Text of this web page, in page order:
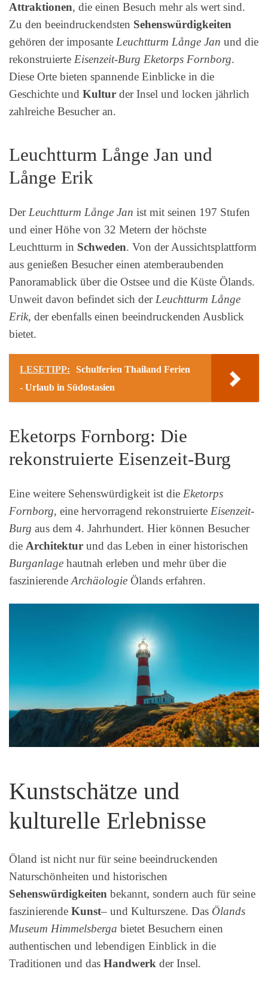
Attraktionen, die einen Besuch mehr als wert sind.
Zu den beeindruckendsten Sehenswürdigkeiten
gehören der imposante Leuchtturm Långe Jan und die
rekonstruierte Eisenzeit-Burg Eketorps Fornborg.
Diese Orte bieten spannende Einblicke in die
Geschichte und Kultur der Insel und locken jährlich
zahlreiche Besucher an.
Leuchtturm Långe Jan und
Långe Erik
Der Leuchtturm Långe Jan ist mit seinen 197 Stufen
und einer Höhe von 32 Metern der höchste
Leuchtturm in Schweden. Von der Aussichtsplattform
aus genießen Besucher einen atemberaubenden
Panoramablick über die Ostsee und die Küste Ölands.
Unweit davon befindet sich der Leuchtturm Långe
Erik, der ebenfalls einen beeindruckenden Ausblick
bietet.
LESETIPP:
Schulferien Thailand Ferien
- Urlaub in Südostasien
Eketorps Fornborg: Die
rekonstruierte Eisenzeit-Burg
Eine weitere Sehenswürdigkeit ist die Eketorps
Fornborg, eine hervorragend rekonstruierte Eisenzeit-
Burg aus dem 4. Jahrhundert. Hier können Besucher
die Architektur und das Leben in einer historischen
Burganlage hautnah erleben und mehr über die
faszinierende Archäologie Ölands erfahren.
Kunstschätze und
kulturelle Erlebnisse
Öland ist nicht nur für seine beeindruckenden
Naturschönheiten und historischen
Sehenswürdigkeiten bekannt, sondern auch für seine
faszinierende Kunst– und Kulturszene. Das Ölands
Museum Himmelsberga bietet Besuchern einen
authentischen und lebendigen Einblick in die
Traditionen und das Handwerk der Insel.